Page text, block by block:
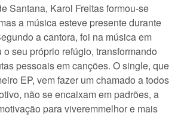
Santana, Karol Freitas formou-se
a música esteve presente durante
a cantora, foi na música em
seu próprio refúgio, transformando
pessoais em canções. O single, que
EP, vem fazer um chamado a todos
não se encaixam em padrões, a
para viveremmelhor e mais